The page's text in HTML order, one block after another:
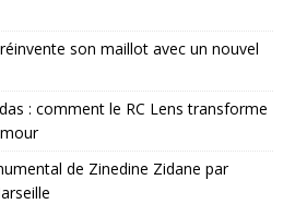
son maillot avec un nouvel
: comment le RC Lens transforme
de Zinedine Zidane par